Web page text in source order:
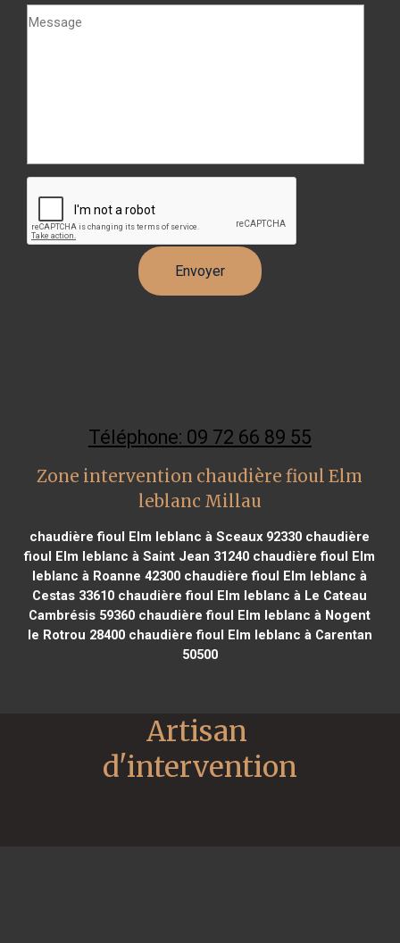
Téléphone: 09 72 66 89 55
Zone intervention chaudière fioul Elm
leblanc Millau
chaudière fioul Elm leblanc à Sceaux 92330 chaudière
fioul Elm leblanc à Saint Jean 31240 chaudière fioul Elm
leblanc à Roanne 42300 chaudière fioul Elm leblanc à
Cestas 33610 chaudière fioul Elm leblanc à Le Cateau
Cambrésis 59360 chaudière fioul Elm leblanc à Nogent
le Rotrou 28400chaudière fioul Elm leblanc à Carentan
50500
Artisan
d'intervention